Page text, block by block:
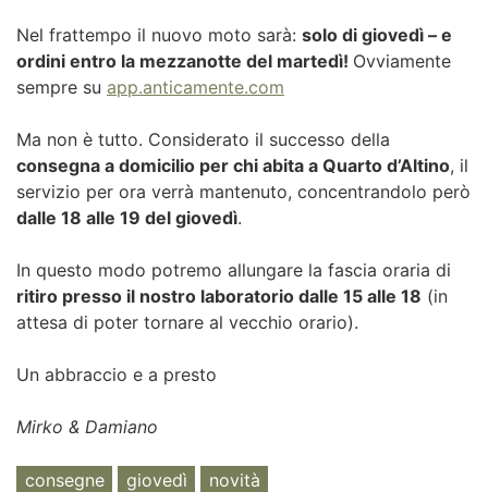
Nel frattempo il nuovo moto sarà: solo di giovedì – e
ordini entro la mezzanotte del martedì! Ovviamente
sempre su app.anticamente.com
Ma non è tutto. Considerato il successo della
consegna a domicilio per chi abita a Quarto d’Altino, il
servizio per ora verrà mantenuto, concentrandolo però
dalle 18 alle 19 del giovedì.
In questo modo potremo allungare la fascia oraria di
ritiro presso il nostro laboratorio dalle 15 alle 18 (in
attesa di poter tornare al vecchio orario).
Un abbraccio e a presto
Mirko & Damiano
consegne giovedì novità